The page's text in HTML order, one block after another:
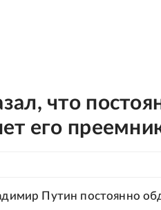
что
его
Путин постоянно